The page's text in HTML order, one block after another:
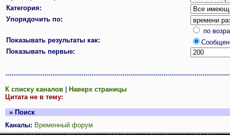
Категория:
Упорядочить по:
по
Показывать результаты как:
Показывать первые:
К списку каналов
Наверх страницы
Цитата не в тему:
» Поиск
Каналы: Временный форум